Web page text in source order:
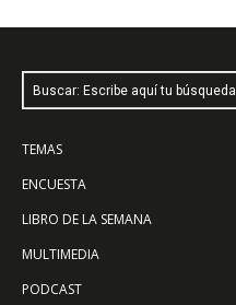
Buscar: Escribe aquí tu búsqueda
TEMAS
ENCUESTA
LIBRO DE LA SEMANA
MULTIMEDIA
PODCAST